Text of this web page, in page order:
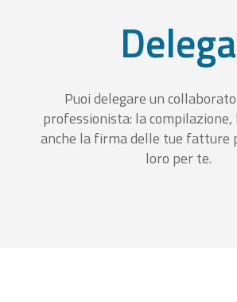
Delega
Puoi delegare un
professionista: la compilazione,
anche la firma delle tue fatture
loro per te.